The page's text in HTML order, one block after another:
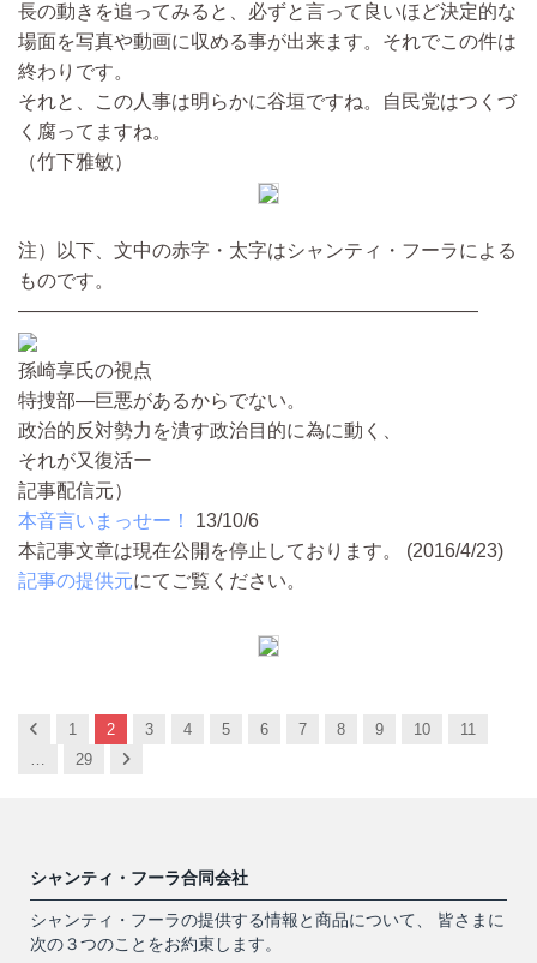
長の動きを追ってみると、必ずと言って良いほど決定的な
場面を写真や動画に収める事が出来ます。それでこの件は
終わりです。
それと、この人事は明らかに谷垣ですね。自民党はつくづ
く腐ってますね。
（竹下雅敏）
注）以下、文中の赤字・太字はシャンティ・フーラによる
ものです。
————————————————————————
孫崎享氏の視点
特捜部―巨悪があるからでない。
政治的反対勢力を潰す政治目的に為に動く、
それが又復活ー
記事配信元）
本音言いまっせー！
13/10/6
本記事文章は現在公開を停止しております。 (2016/4/23)
記事の提供元にてご覧ください。
Previous
1 2 3 4 5 6 7 8 9 10
11
29 Next
シャンティ・フーラ合同会社
シャンティ・フーラの提供する情報と商品について、 皆さまに
次の３つのことをお約束します。